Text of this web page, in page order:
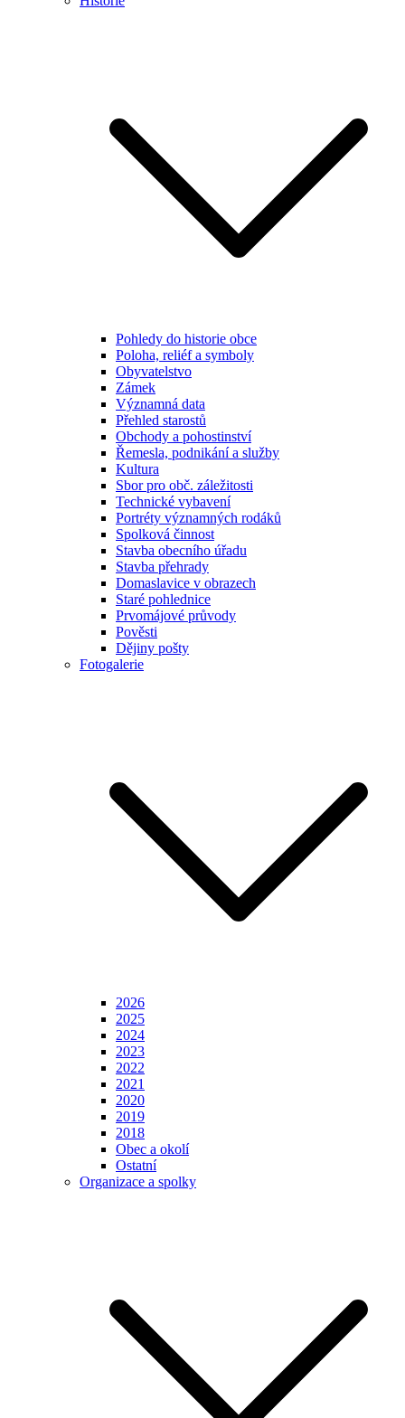
Pohledy do historie obce
Poloha, reliéf a symboly
Obyvatelstvo
Zámek
Významná data
Přehled starostů
Obchody a pohostinství
Řemesla, podnikání a služby
Kultura
Sbor pro obč. záležitosti
Technické vybavení
Portréty významných rodáků
Spolková činnost
Stavba obecního úřadu
Stavba přehrady
Domaslavice v obrazech
Staré pohlednice
Prvomájové průvody
Pověsti
Dějiny pošty
Fotogalerie
2026
2025
2024
2023
2022
2021
2020
2019
2018
Obec a okolí
Ostatní
Organizace a spolky